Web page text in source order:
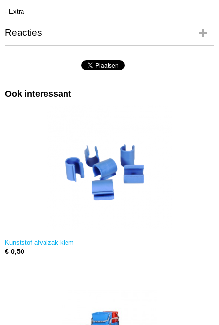
- Extra
Reacties
Ook interessant
Kunststof afvalzak klem
€ 0,50